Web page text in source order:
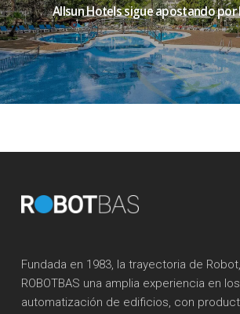
Allsun Hotels sigue apostando por
Fundada en 1983, la trayectoria de
ROBOTBAS una amplia experiencia en
automatización de edificios, con